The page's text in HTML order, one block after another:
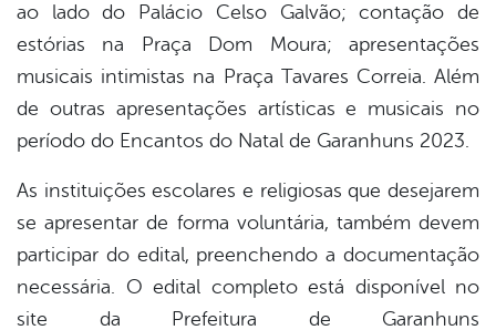
ao lado do Palácio Celso Galvão; contação de
estórias na Praça Dom Moura; apresentações
musicais intimistas na Praça Tavares Correia. Além
de outras apresentações artísticas e musicais no
período do Encantos do Natal de Garanhuns 2023.
As instituições escolares e religiosas que desejarem
se apresentar de forma voluntária, também devem
participar do edital, preenchendo a documentação
necessária. O edital completo está disponível no
site da Prefeitura de Garanhuns